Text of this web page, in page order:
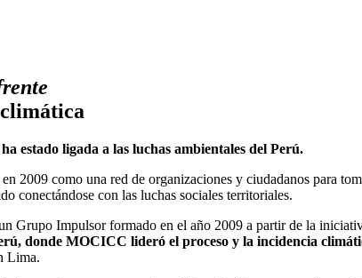
estado ligada a las luchas ambientales del Perú.
2009 como una red de organizaciones y ciudadanos para
conectándose con las luchas sociales territoriales.
Grupo Impulsor formado en el año 2009 a partir de la
donde MOCICC lideró el proceso y la incidencia
Lima.